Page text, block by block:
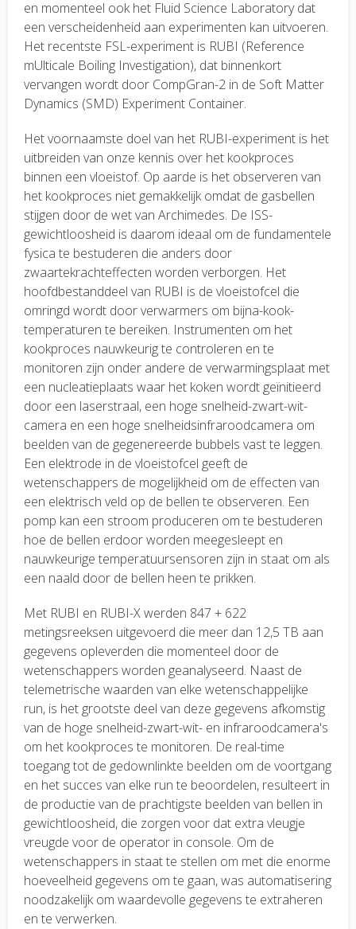
en momenteel ook het Fluid Science Laboratory dat
een verscheidenheid aan experimenten kan uitvoeren.
Het recentste FSL-experiment is RUBI (Reference
mUlticale Boiling Investigation), dat binnenkort
vervangen wordt door CompGran-2 in de Soft Matter
Dynamics (SMD) Experiment Container.
Het voornaamste doel van het RUBI-experiment is het
uitbreiden van onze kennis over het kookproces
binnen een vloeistof. Op aarde is het observeren van
het kookproces niet gemakkelijk omdat de gasbellen
stijgen door de wet van Archimedes. De ISS-
gewichtloosheid is daarom ideaal om de fundamentele
fysica te bestuderen die anders door
zwaartekrachteffecten worden verborgen. Het
hoofdbestanddeel van RUBI is de vloeistofcel die
omringd wordt door verwarmers om bijna-kook-
temperaturen te bereiken. Instrumenten om het
kookproces nauwkeurig te controleren en te
monitoren zijn onder andere de verwarmingsplaat met
een nucleatieplaats waar het koken wordt geïnitieerd
door een laserstraal, een hoge snelheid-zwart-wit-
camera en een hoge snelheidsinfraroodcamera om
beelden van de gegenereerde bubbels vast te leggen.
Een elektrode in de vloeistofcel geeft de
wetenschappers de mogelijkheid om de effecten van
een elektrisch veld op de bellen te observeren. Een
pomp kan een stroom produceren om te bestuderen
hoe de bellen erdoor worden meegesleept en
nauwkeurige temperatuursensoren zijn in staat om als
een naald door de bellen heen te prikken.
Met RUBI en RUBI-X werden 847 + 622
metingsreeksen uitgevoerd die meer dan 12,5 TB aan
gegevens opleverden die momenteel door de
wetenschappers worden geanalyseerd. Naast de
telemetrische waarden van elke wetenschappelijke
run, is het grootste deel van deze gegevens afkomstig
van de hoge snelheid-zwart-wit- en infraroodcamera's
om het kookproces te monitoren. De real-time
toegang tot de gedownlinkte beelden om de voortgang
en het succes van elke run te beoordelen, resulteert in
de productie van de prachtigste beelden van bellen in
gewichtloosheid, die zorgen voor dat extra vleugje
vreugde voor de operator in console. Om de
wetenschappers in staat te stellen om met die enorme
hoeveelheid gegevens om te gaan, was automatisering
noodzakelijk om waardevolle gegevens te extraheren
en te verwerken.